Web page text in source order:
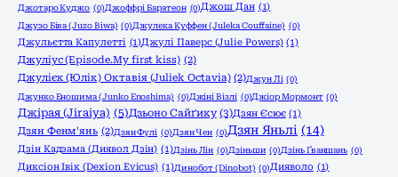
Джотаро Куджо (0)Джоффрі Баратеон (0)Джош Дан (1)
Джузо Біва (Juzo Biwa) (0)Джулека Куффен (Juleka Couffaine) (0)
Джульєтта Капулетті (1)Джулі Паверс (Julie Powers) (1)
Джуліус (Episode.My first kiss) (2)
Джулієк (Юлік) Октавія (Juliek Octavia) (2)Джун Лі (0)
Джунко Еношима (Junko Enoshima) (0)Джіні Візлі (0)Джіор Мормонт (0)
Джірая (Jiraiya) (5)Дзьоно Сайґику (3)Дзян Єсює (1)
Дзян Фенм'янь (2)Дзян Фулі (0)Дзян Чен (0)Дзян Яньлі (14)
Дзін Кадзама (Диявол Дзін) (1)Дзінь Лін (0)Дзіньши (0)Дзінь Ґваншань (0)
Диксіон Івік (Dexion Evicus) (1)Динобот (Dinobot) (0)Дияволо (1)